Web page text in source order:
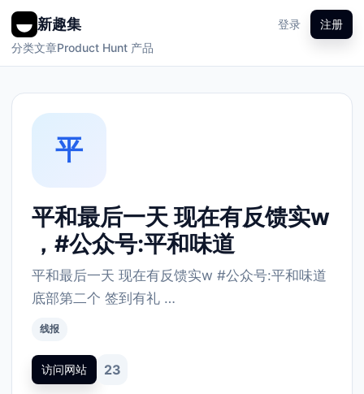
新趣集
分类文章Product Hunt 产品
登录 注册
平
平和最后一天 现在有反馈实w
，#公众号:平和味道
平和最后一天 现在有反馈实w #公众号:平和味道
底部第二个 签到有礼 …
线报
访问网站 23